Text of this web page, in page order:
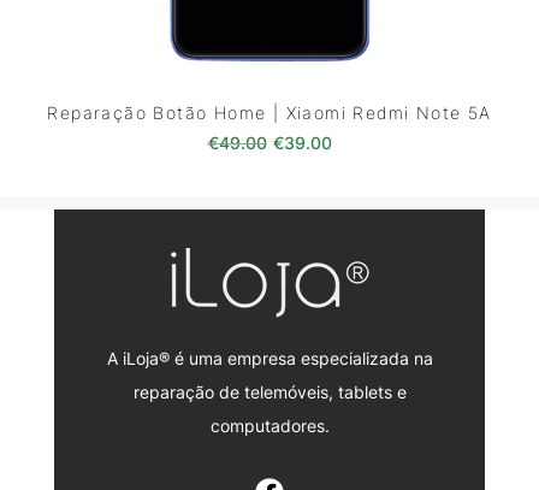
Reparação Botão Home | Xiaomi Redmi Note 5A
€49.00 O preço original era: €49.00.
€39.00O preço atual é:
A iLoja® é uma empresa especializada na
reparação de telemóveis, tablets e
computadores.